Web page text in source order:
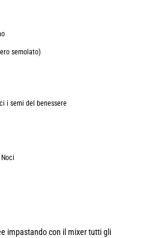
semolato)
i semi del benessere
impastando con il mixer tutti gli